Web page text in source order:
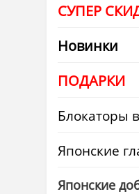
СУПЕР
Новинки
ПОДАРКИ
Блокаторы
Японские
Японские